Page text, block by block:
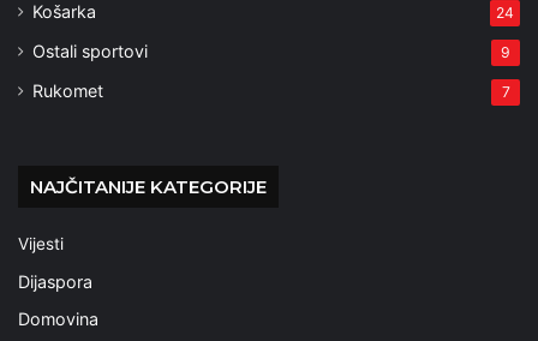
Košarka 24
Ostali sportovi 9
Rukomet 7
NAJČITANIJE KATEGORIJE
Vijesti
Dijaspora
Domovina